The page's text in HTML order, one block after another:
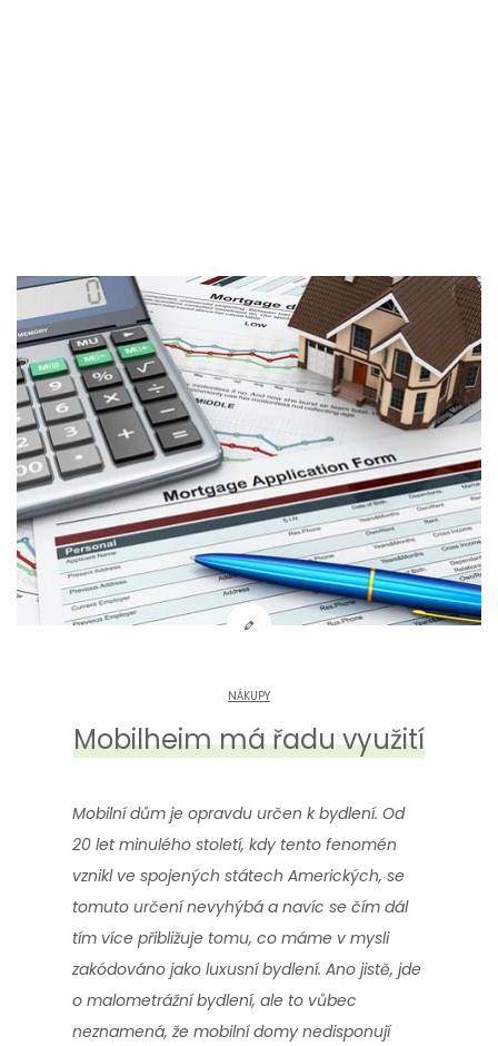
NÁKUPY
Mobilheim má řadu využití
Mobilní dům je opravdu určen k bydlení. Od
20 let minulého století, kdy tento fenomén
vznikl ve spojených státech Amerických, se
tomuto určení nevyhýbá a navíc se čím dál
tím více přibližuje tomu, co máme v mysli
zakódováno jako luxusní bydlení. Ano jistě, jde
o malometrážní bydlení, ale to vůbec
neznamená, že mobilní domy nedisponují